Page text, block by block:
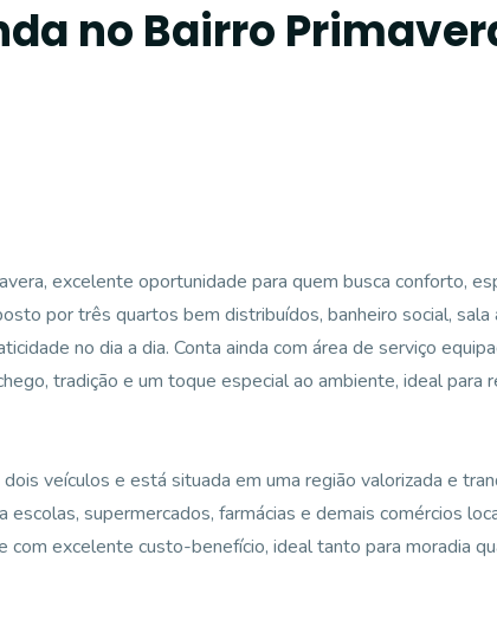
no Bairro
excelente oportunidade para quem busca conforto,
por três quartos bem distribuídos, banheiro social, sala
no dia a dia. Conta ainda com área de serviço
tradição e um toque especial ao ambiente, ideal para
veículos e está situada em uma região valorizada e
escolas, supermercados, farmácias e demais comércios
excelente custo-benefício, ideal tanto para moradia